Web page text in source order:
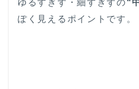
ゆるすぎず・細すぎずの“
ぽく見えるポイントです。